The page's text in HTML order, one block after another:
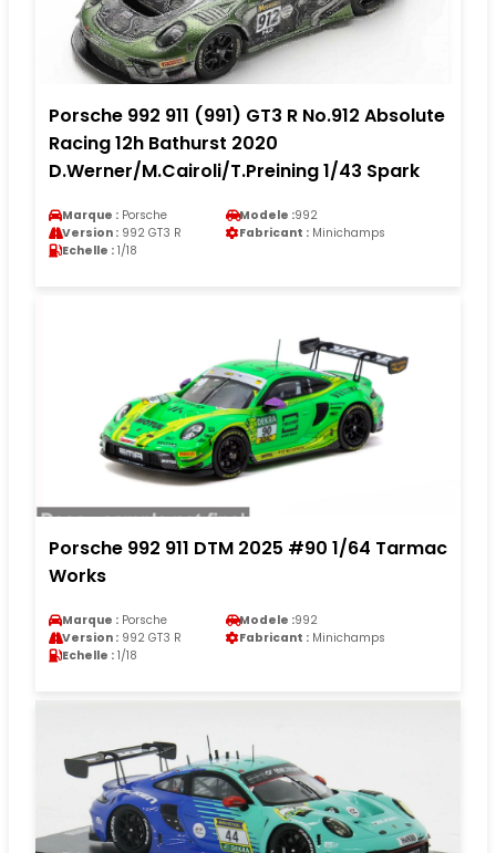
Porsche 992 911 (991) GT3 R No.912 Absolute
Racing 12h Bathurst 2020
D.Werner/M.Cairoli/T.Preining 1/43 Spark
Marque : Porsche Modele :992
Version : 992 GT3 R Fabricant : Minichamps
Echelle : 1/18
Porsche 992 911 DTM 2025 #90 1/64 Tarmac
Works
Marque : Porsche Modele :992
Version : 992 GT3 R Fabricant : Minichamps
Echelle : 1/18